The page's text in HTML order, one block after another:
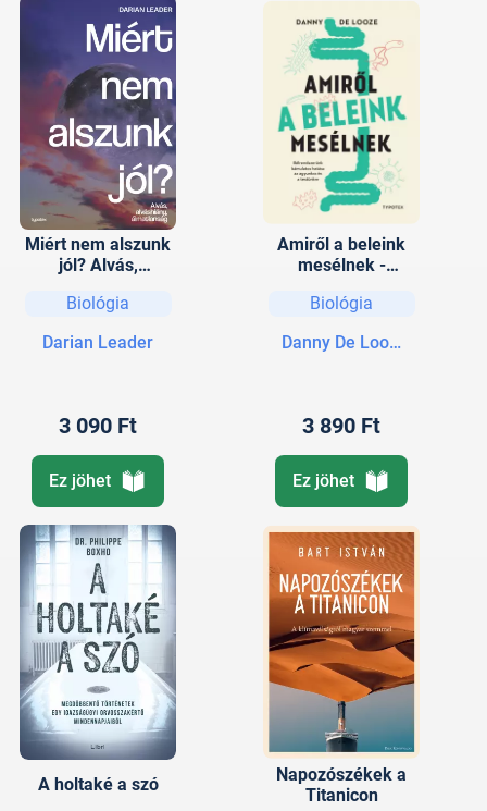
Miért nem alszunk
jól? Alvás,
álmatlanság
Biológia
Darian Leader
3 090 Ft
Ez jöhet
Amiről a beleink
mesélnek -
bámulatos hatása
testünkre
Biológia
Danny De Looze
3 890 Ft
Ez jöhet
A holtaké a szó
Napozószékek a
Titanicon